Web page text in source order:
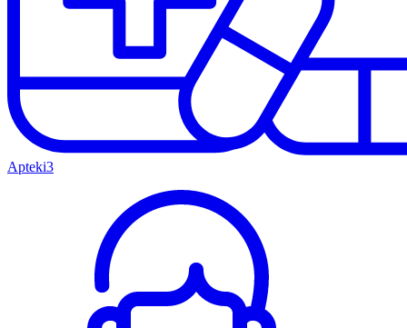
Apteki3